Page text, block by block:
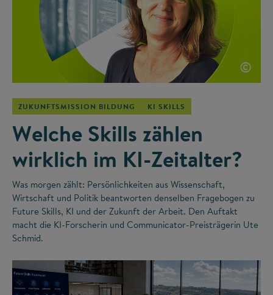
©
ZUKUNFTSMISSION BILDUNG KI SKILLS
Welche Skills zählen
wirklich im KI-Zeitalter?
Was morgen zählt: Persönlichkeiten aus Wissenschaft,
Wirtschaft und Politik beantworten denselben Fragebogen zu
Future Skills, KI und der Zukunft der Arbeit. Den Auftakt
macht die KI-Forscherin und Communicator-Preisträgerin Ute
Schmid.